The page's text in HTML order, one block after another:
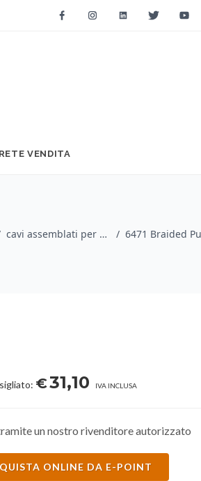
FacebookInstagramLinkedinTwitter
VENDITA
cavi assemblati per strumenti musicali / Ernie Ball /
€31,10 IVA INCLUSA
un nostro rivenditore autorizzato
ONLINE DA E-POINT